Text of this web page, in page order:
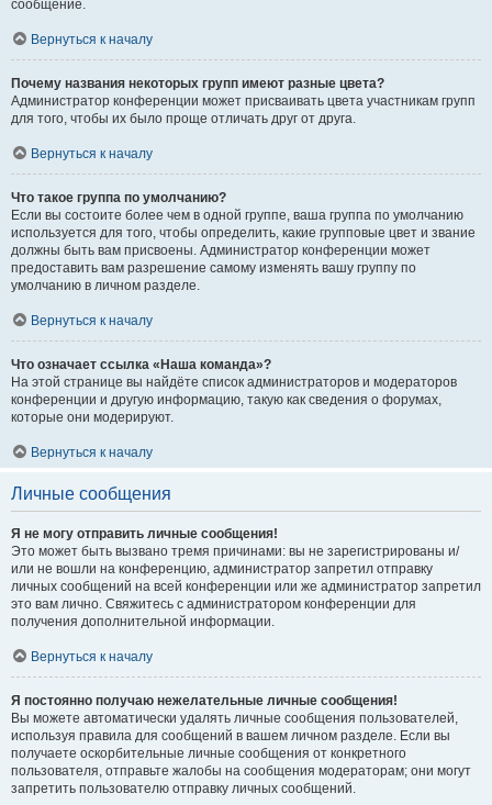
сообщение.
Вернуться к началу
Почему названия некоторых групп имеют разные цвета?
Администратор конференции может присваивать цвета участникам групп
для того, чтобы их было проще отличать друг от друга.
Вернуться к началу
Что такое группа по умолчанию?
Если вы состоите более чем в одной группе, ваша группа по умолчанию
используется для того, чтобы определить, какие групповые цвет и звание
должны быть вам присвоены. Администратор конференции может
предоставить вам разрешение самому изменять вашу группу по
умолчанию в личном разделе.
Вернуться к началу
Что означает ссылка «Наша команда»?
На этой странице вы найдёте список администраторов и модераторов
конференции и другую информацию, такую как сведения о форумах,
которые они модерируют.
Вернуться к началу
Личные сообщения
Я не могу отправить личные сообщения!
Это может быть вызвано тремя причинами: вы не зарегистрированы и/
или не вошли на конференцию, администратор запретил отправку
личных сообщений на всей конференции или же администратор запретил
это вам лично. Свяжитесь с администратором конференции для
получения дополнительной информации.
Вернуться к началу
Я постоянно получаю нежелательные личные сообщения!
Вы можете автоматически удалять личные сообщения пользователей,
используя правила для сообщений в вашем личном разделе. Если вы
получаете оскорбительные личные сообщения от конкретного
пользователя, отправьте жалобы на сообщения модераторам; они могут
запретить пользователю отправку личных сообщений.